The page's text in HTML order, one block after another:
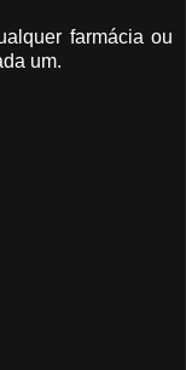
farmácia ou
um.